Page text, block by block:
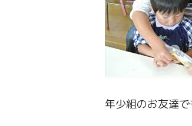
年少組のお友達